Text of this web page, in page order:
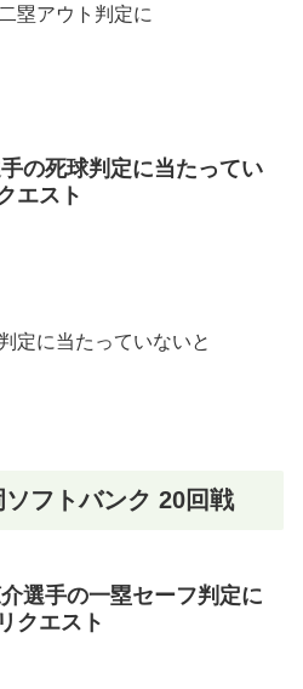
塁アウト判定に
の死球判定に当たってい
エスト
定に当たっていないと
フトバンク 20回戦
選手の一塁セーフ判定に
クエスト